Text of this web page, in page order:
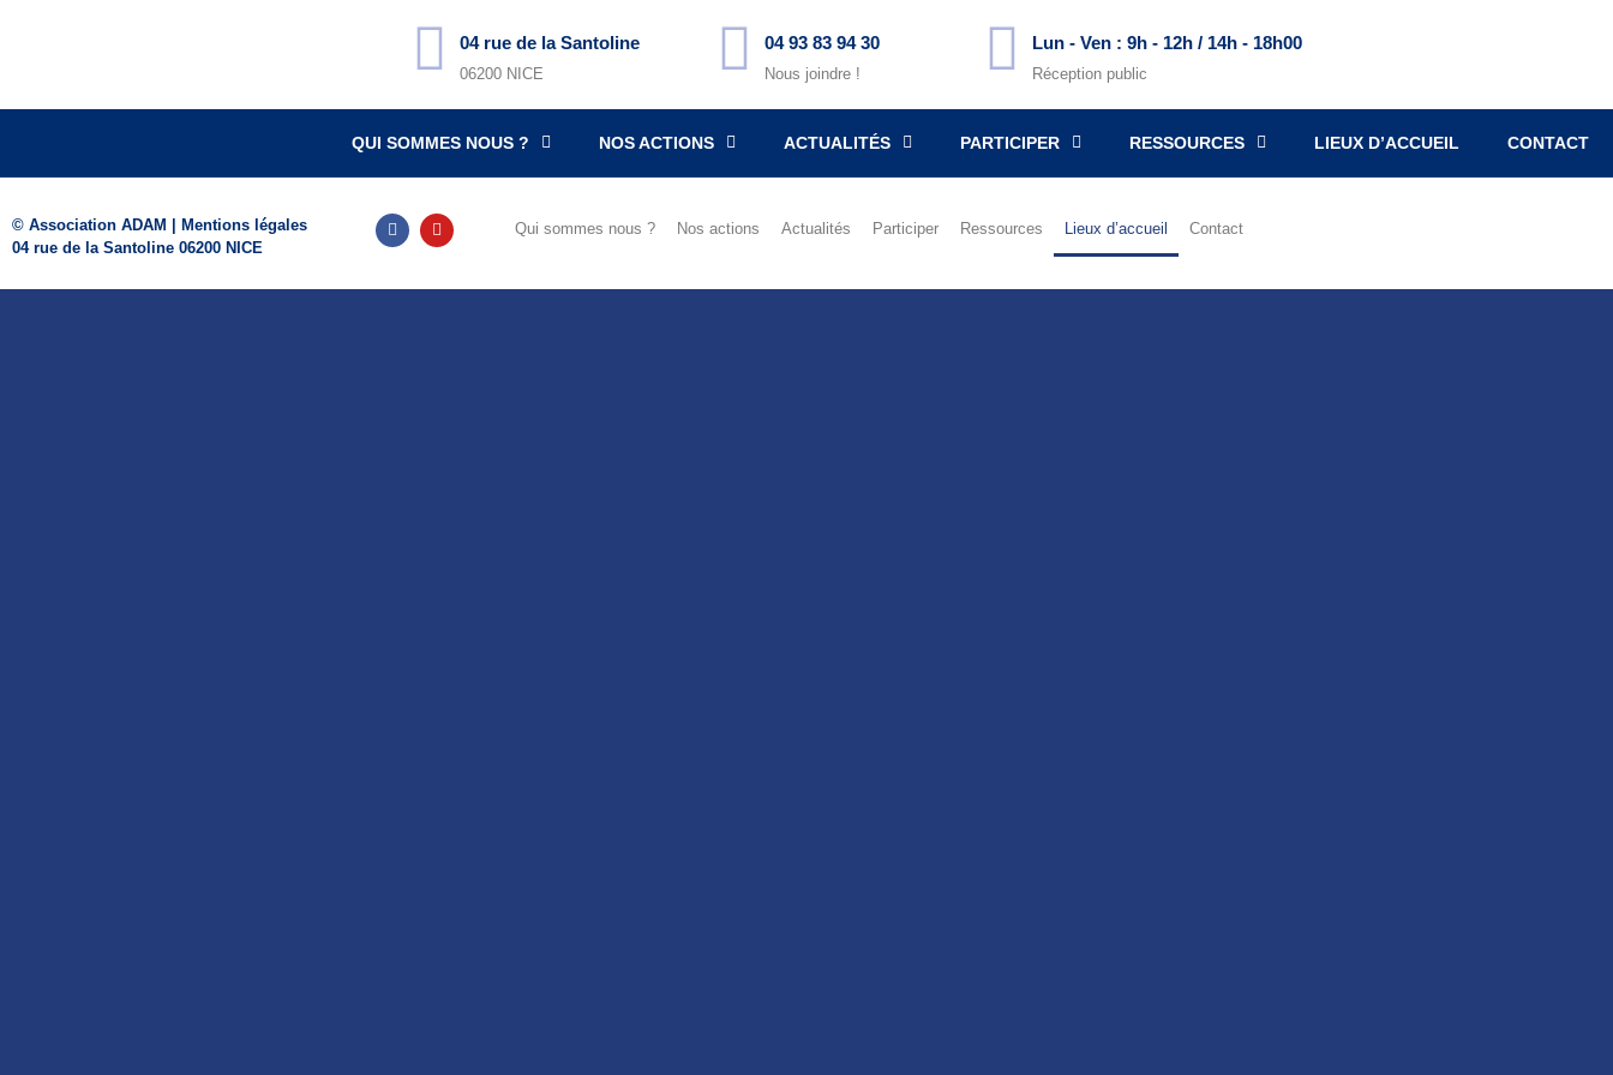
04 rue de la Santoline
06200 NICE
04 93 83 94 30
Nous joindre !
Lun - Ven : 9h - 12h / 14h - 18h00
Réception public
QUI SOMMES NOUS ? NOS ACTIONS ACTUALITÉS PARTICIPER RESSOURCES LIEUX D’ACCUEIL CONTACT
© Association ADAM |
Mentions légales
04 rue de la Santoline 06200 NICE
Qui sommes nous ? Nos actions Actualités Participer Ressources Lieux d’accueil Contact